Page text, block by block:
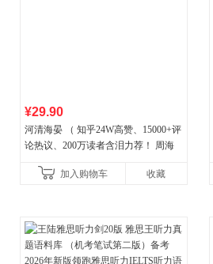
¥29.90
河清海晏 （ 知乎24W高赞、15000+评
论热议、200万读者含泪力荐！ 周海
守护你！加入购物车 收藏